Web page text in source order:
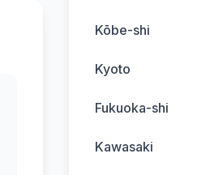
Kōbe-shi
Kyoto
Fukuoka-shi
Kawasaki